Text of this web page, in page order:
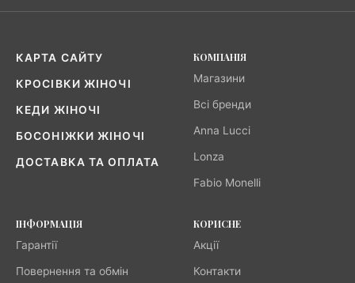
КАРТА САЙТУ
КРОСІВКИ ЖІНОЧІ
КЕДИ ЖІНОЧІ
БОСОНІЖКИ ЖІНОЧІ
ДОСТАВКА ТА ОПЛАТА
КОМПАНІЯ
Магазини
Всі бренди
Anna Lucci
Lonza
Fabio Monelli
ІНФОРМАЦІЯ
Гарантії
Повернення та обмін
КОРИСНЕ
Акції
Контакти